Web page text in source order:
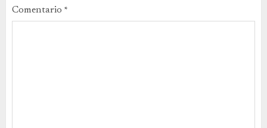
Comentario *